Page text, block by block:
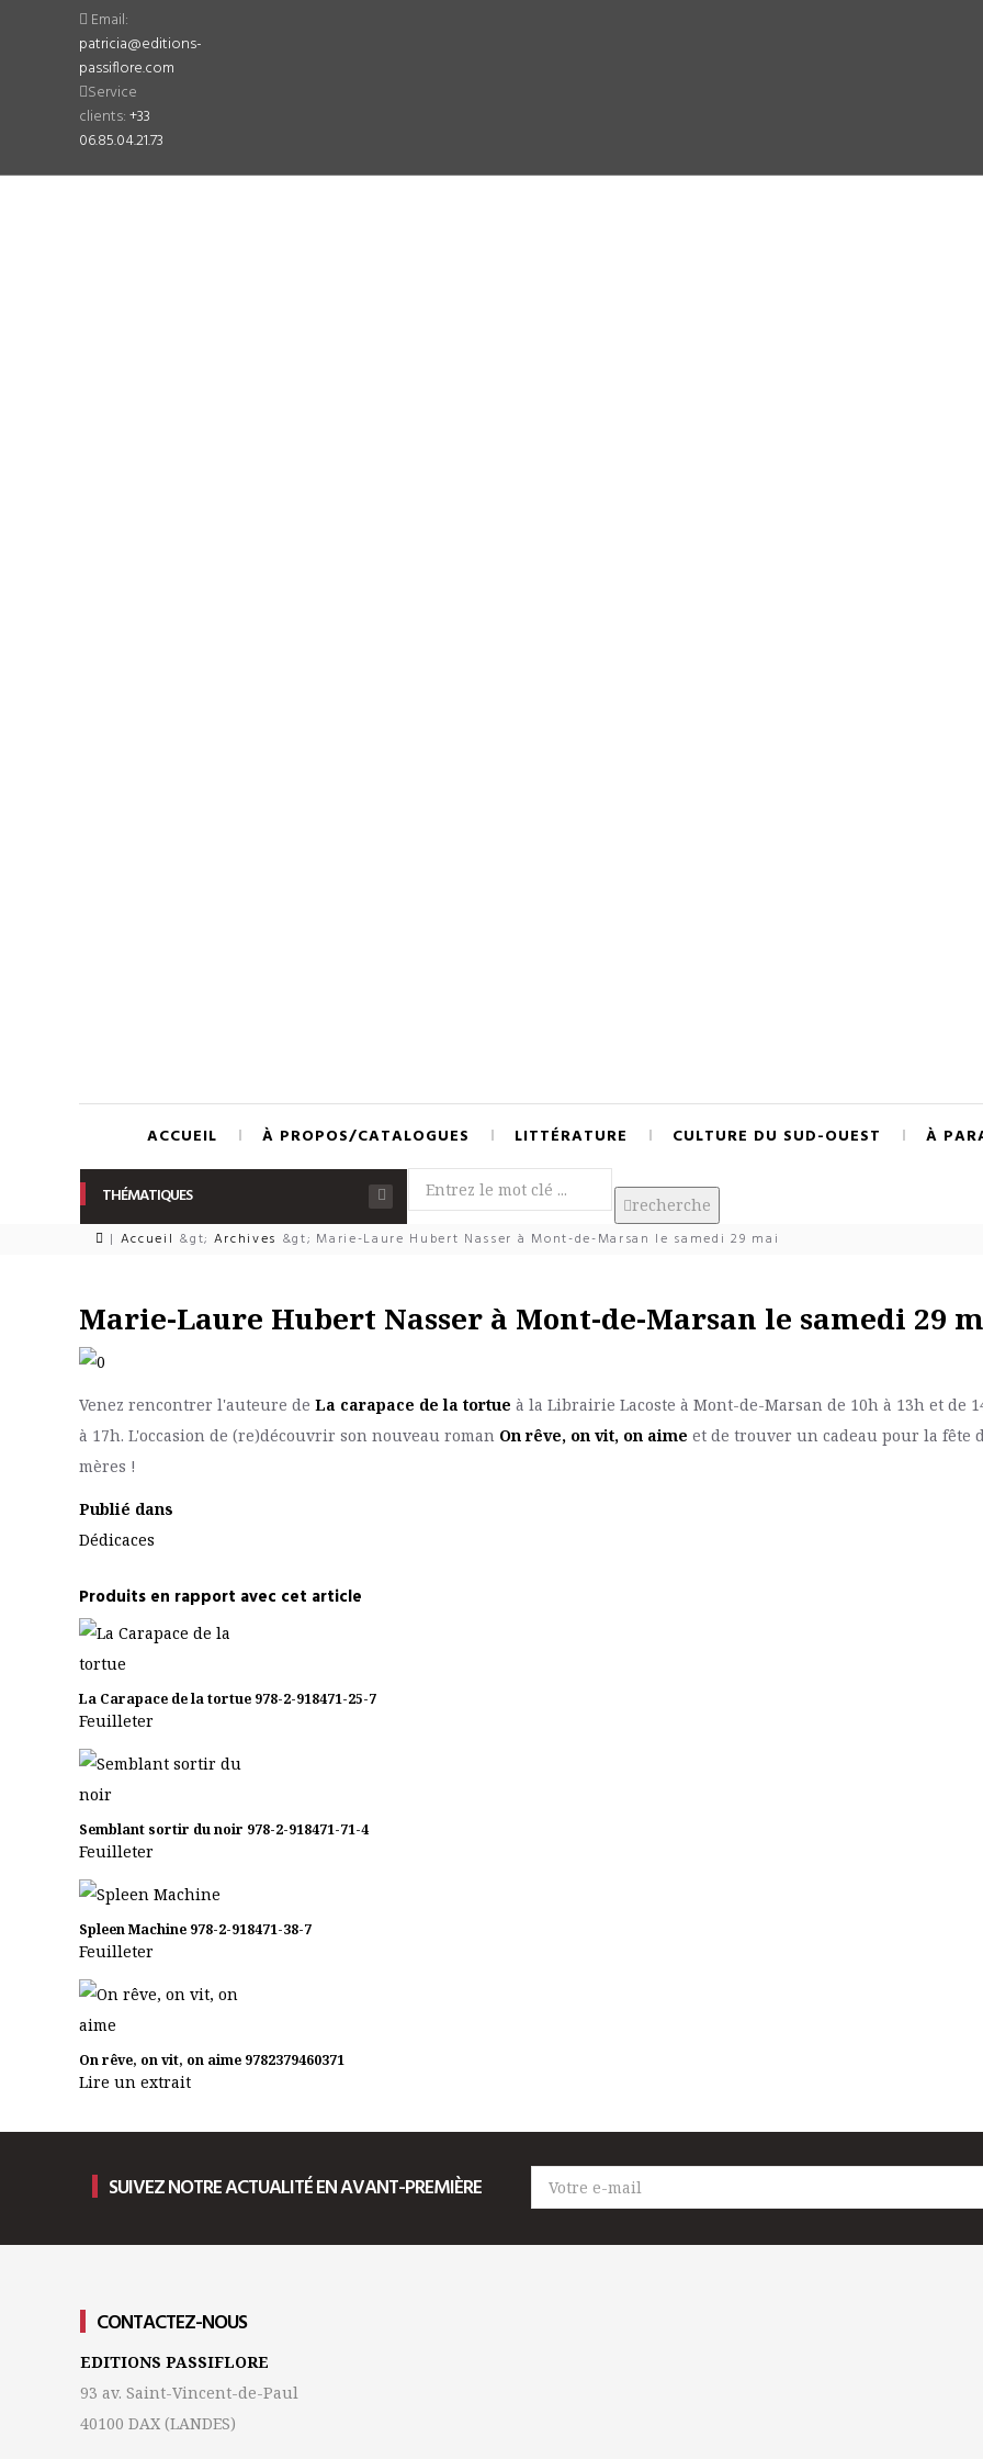
Email:
patricia@editions-
passiflore.com
Service
clients:+33
06.85.04.21.73
ACCUEIL À PROPOS/CATALOGUES LITTÉRATURE CULTURE DU SUD-OUEST À
THÉMATIQUES recherche
| Accueil &gt; Archives &gt; Marie-Laure Hubert Nasser à Mont-de-Marsan le samedi 29 mai
Marie-Laure Hubert Nasser à Mont-de-Marsan le samedi 29
Venez rencontrer l'auteure de La carapace de la tortue à la Librairie Lacoste à Mont-de-Marsan de 10h à 13h et de
à 17h. L'occasion de (re)découvrir son nouveau roman On rêve, on vit, on aime et de trouver un cadeau pour la fête
mères !
Publié dans
Dédicaces
Produits en rapport avec cet article
La Carapace de la tortue 978-2-918471-25-7
Feuilleter
Semblant sortir du noir 978-2-918471-71-4
Feuilleter
Spleen Machine 978-2-918471-38-7
Feuilleter
On rêve, on vit, on aime 9782379460371
Lire un extrait
SUIVEZ NOTRE ACTUALITÉ EN AVANT-PREMIÈRE
CONTACTEZ-NOUS
EDITIONS PASSIFLORE
93 av. Saint-Vincent-de-Paul
40100 DAX (LANDES)